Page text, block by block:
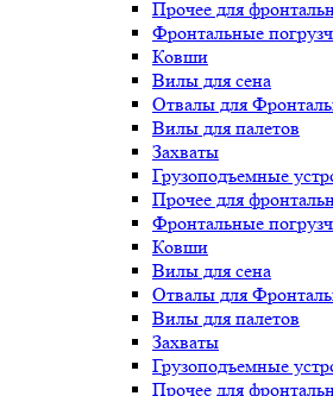
Прочее для
Фронтальные
Ковши
Вилы для сена
Отвалы для
Вилы для палетов
Захваты
Грузоподъемные
Прочее для
Фронтальные
Ковши
Вилы для сена
Отвалы для
Вилы для палетов
Захваты
Грузоподъемные
Прочее для